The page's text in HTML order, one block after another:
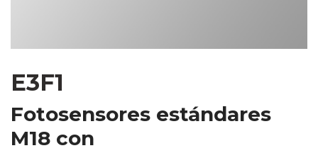
E3F1
Fotosensores estándares
M18 con